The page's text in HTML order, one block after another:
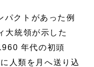
パクトがあった例
大統領が示した
年代の初頭
人類を月へ送り込